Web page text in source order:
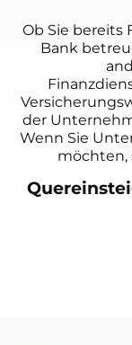
Ob Sie bereits
Bank
der
Wenn Sie
möchten,